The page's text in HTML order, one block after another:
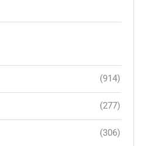
(914)
(277)
(306)